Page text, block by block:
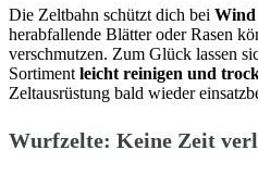
Die Zeltbahn schützt dich bei Wind
herabfallende Blätter oder Rasen
verschmutzen. Zum Glück lassen
Sortiment leicht reinigen und
Zeltausrüstung bald wieder
Wurfzelte: Keine Zeit